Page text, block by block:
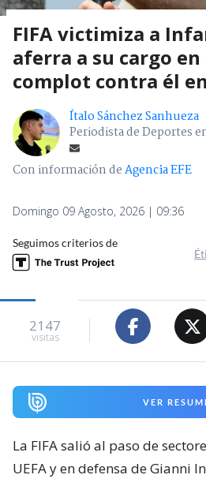
FIFA victimiza a
aferra a su cargo
complot contra él
Ítalo Sánchez Sanhueza
Periodista de Deportes
Con información deAgencia EFE
Domingo 09 Agosto, 2026 | 09:36
Seguimos criterios de
2147
visitas
VER
La FIFA salió al paso de
UEFA y en defensa de Gianni